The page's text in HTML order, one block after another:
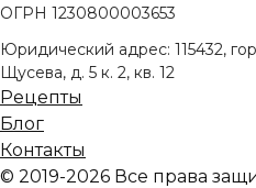
ОГРН 1230800003653
Юридический адрес: 115432,
Щусева, д. 5 к. 2, кв. 12
Рецепты
Блог
Контакты
© 2019-2026 Все права